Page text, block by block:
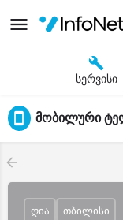
სერვისი
მობილური
ღია თბილისი